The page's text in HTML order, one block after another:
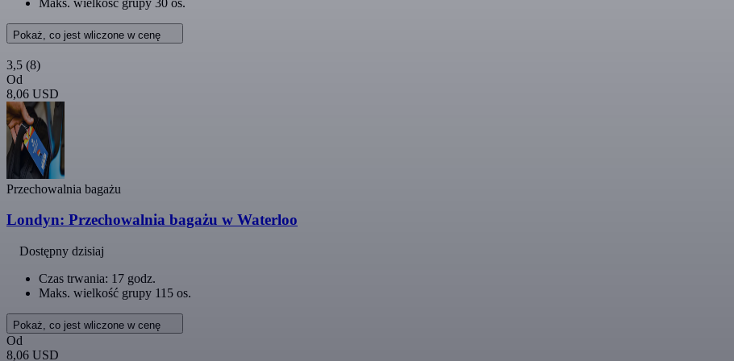
Pokaż, co jest wliczone w cenę
3,5 (8)
Od
8,06 USD
Przechowalnia bagażu
Londyn: Przechowalnia bagażu w Waterloo
Dostępny dzisiaj
Czas trwania: 17 godz.
Maks. wielkość grupy 115 os.
Pokaż, co jest wliczone w cenę
Od
8,06 USD